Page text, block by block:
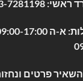
ראשי: 7281198
פרטים